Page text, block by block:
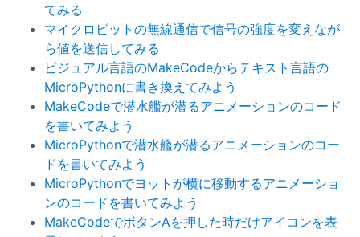
てみる
マイクロビットの無線通信で信号の強度を変えなが
ら値を送信してみる
ビジュアル言語のMakeCodeからテキスト言語の
MicroPythonに書き換えてみよう
MakeCodeで潜水艦が潜るアニメーションのコード
を書いてみよう
MicroPythonで潜水艦が潜るアニメーションのコー
ドを書いてみよう
MicroPythonでヨットが横に移動するアニメーショ
ンのコードを書いてみよう
MakeCodeでボタンAを押した時だけアイコンを表